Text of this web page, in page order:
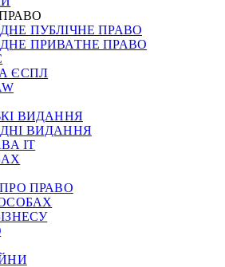
ПУБЛІЧНЕ ПРАВО
ПРИВАТНЕ ПРАВО
ЄСПЛ
ВИДАННЯ
ВИДАННЯ
ІТ
ПРАВО